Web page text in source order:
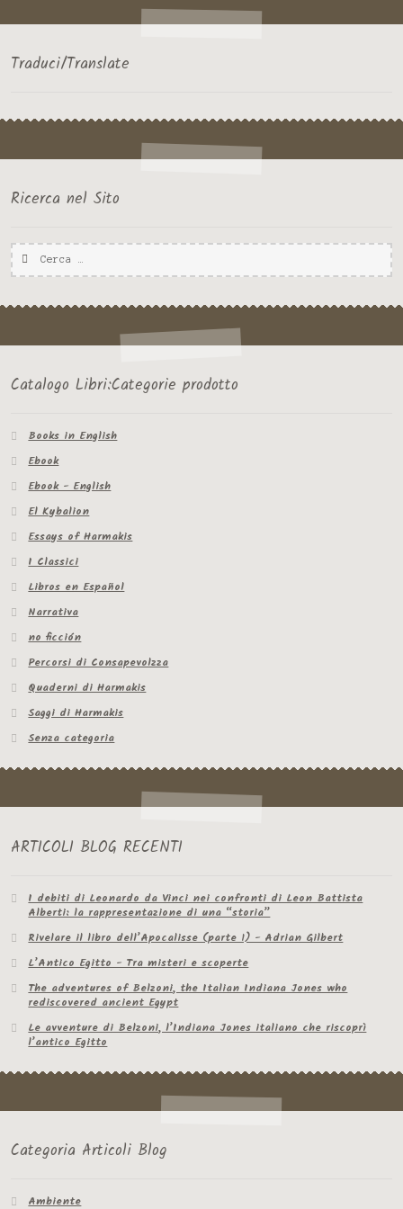
Traduci/Translate
Ricerca nel Sito
Ricerca
per:
Catalogo Libri:Categorie prodotto
Books in English
Ebook
Ebook - English
El Kybalion
Essays of Harmakis
I Classici
Libros en Español
Narrativa
no ficción
Percorsi di Consapevolzza
Quaderni di Harmakis
Saggi di Harmakis
Senza categoria
ARTICOLI BLOG RECENTI
I debiti di Leonardo da Vinci nei confronti di Leon Battista
Alberti: la rappresentazione di una “storia”
Rivelare il libro dell’Apocalisse (parte 1) - Adrian Gilbert
L’Antico Egitto - Tra misteri e scoperte
The adventures of Belzoni, the Italian Indiana Jones who
rediscovered ancient Egypt
Le avventure di Belzoni, l’Indiana Jones italiano che riscoprì
l’antico Egitto
Categoria Articoli Blog
Ambiente